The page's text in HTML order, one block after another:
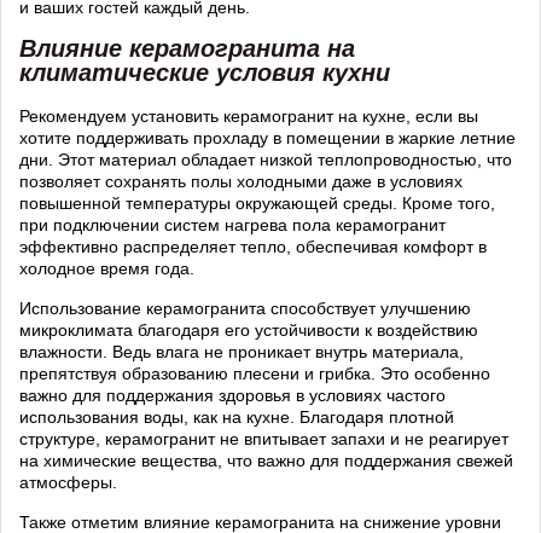
и ваших гостей каждый день.
Влияние керамогранита на
климатические условия кухни
Рекомендуем установить керамогранит на кухне, если вы
хотите поддерживать прохладу в помещении в жаркие летние
дни. Этот материал обладает низкой теплопроводностью, что
позволяет сохранять полы холодными даже в условиях
повышенной температуры окружающей среды. Кроме того,
при подключении систем нагрева пола керамогранит
эффективно распределяет тепло, обеспечивая комфорт в
холодное время года.
Использование керамогранита способствует улучшению
микроклимата благодаря его устойчивости к воздействию
влажности. Ведь влага не проникает внутрь материала,
препятствуя образованию плесени и грибка. Это особенно
важно для поддержания здоровья в условиях частого
использования воды, как на кухне. Благодаря плотной
структуре, керамогранит не впитывает запахи и не реагирует
на химические вещества, что важно для поддержания свежей
атмосферы.
Также отметим влияние керамогранита на снижение уровни